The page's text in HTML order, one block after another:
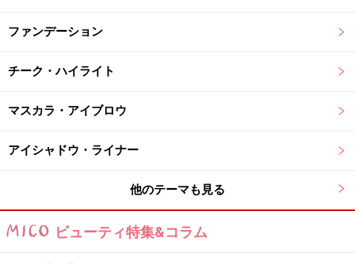
ファンデーション
チーク・ハイライト
マスカラ・アイブロウ
アイシャドウ・ライナー
他のテーマも見る
ビューティ特集&コラム